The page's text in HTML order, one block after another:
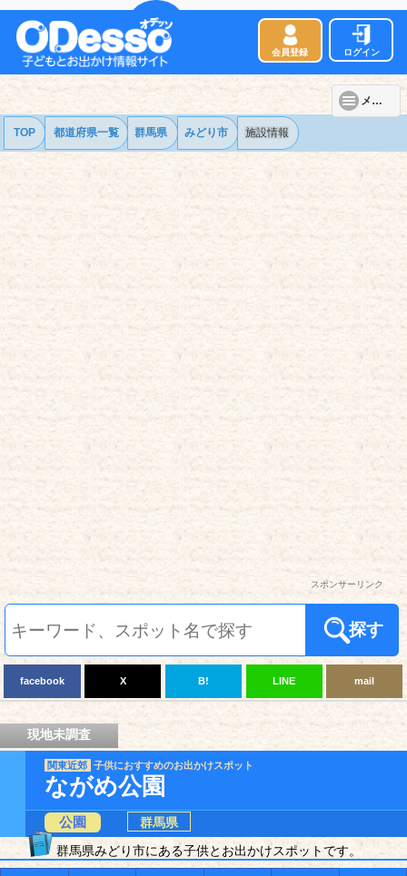
会員登録 ログイン
メニュー
TOP 都道府県一覧 群馬県 みどり市 施設情報
スポンサーリンク
探す
facebook X B! LINE mail
現地未調査
関東近郊 子供におすすめのお出かけスポット
ながめ公園
公園
群馬県
群馬県みどり市にある子供とお出かけスポットです。